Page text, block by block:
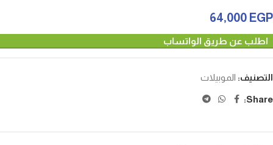
64,000 EGP
اطلب عن طريق الواتساب
التصنيف: الموبيلات
Share: